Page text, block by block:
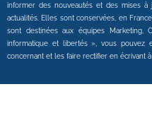
informer des nouveautés et des mises
actualités. Elles sont conservées, en
sont destinées aux équipes Marketing,
informatique et libertés », vous pouvez
concernant et les faire rectifier en écrivant à